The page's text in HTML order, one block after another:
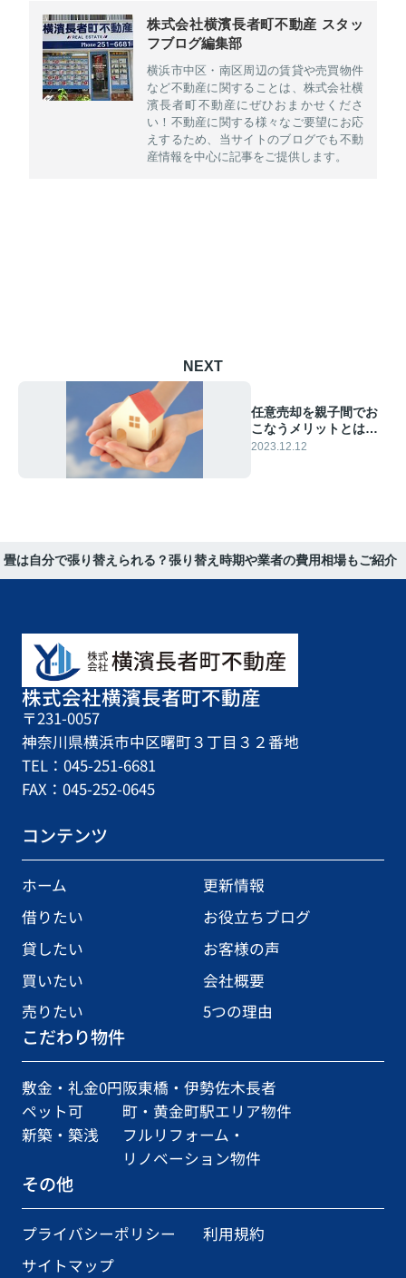
株式会社横濱長者町不動産 スタッ
フブログ編集部
横浜市中区・南区周辺の賃貸や売買物件
など不動産に関することは、株式会社横
濱長者町不動産にぜひおまかせくださ
い！不動産に関する様々なご要望にお応
えするため、当サイトのブログでも不動
産情報を中心に記事をご提供します。
NEXT
任意売却を親子間でお
こなうメリットとは？
注意点もご紹介
2023.12.12
畳は自分で張り替えられる？張り替え時期や業者の費用相場もご紹介
株式会社横濱長者町不動産
〒231-0057
神奈川県横浜市中区曙町３丁目３２番地
TEL：045-251-6681
FAX：045-252-0645
コンテンツ
ホーム
更新情報
借りたい
お役立ちブログ
貸したい
お客様の声
買いたい
会社概要
売りたい
5つの理由
こだわり物件
敷金・礼金0円
ペット可
新築・築浅
阪東橋・伊勢佐木長者
町・黄金町駅エリア物件
フルリフォーム・
リノベーション物件
その他
プライバシーポリシー
利用規約
サイトマップ